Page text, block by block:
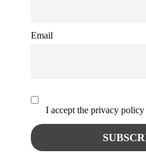
Email
I accept the privacy policy